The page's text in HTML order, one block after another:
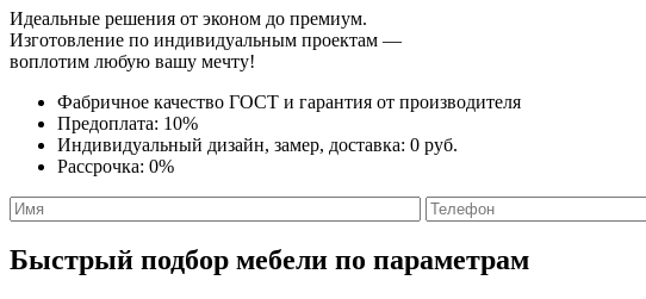
Идеальные решения от эконом до премиум.
Изготовление по индивидуальным проектам —
воплотим любую вашу мечту!
Фабричное качество ГОСТ и гарантия от производителя
Предоплата: 10%
Индивидуальный дизайн, замер, доставка: 0 руб.
Рассрочка: 0%
Быстрый подбор мебели по параметрам